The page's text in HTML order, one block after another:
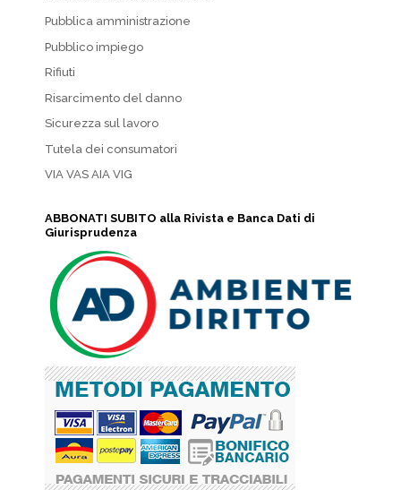
Pubblica amministrazione
Pubblico impiego
Rifiuti
Risarcimento del danno
Sicurezza sul lavoro
Tutela dei consumatori
VIA VAS AIA VIG
ABBONATI SUBITO alla Rivista e Banca Dati di
Giurisprudenza